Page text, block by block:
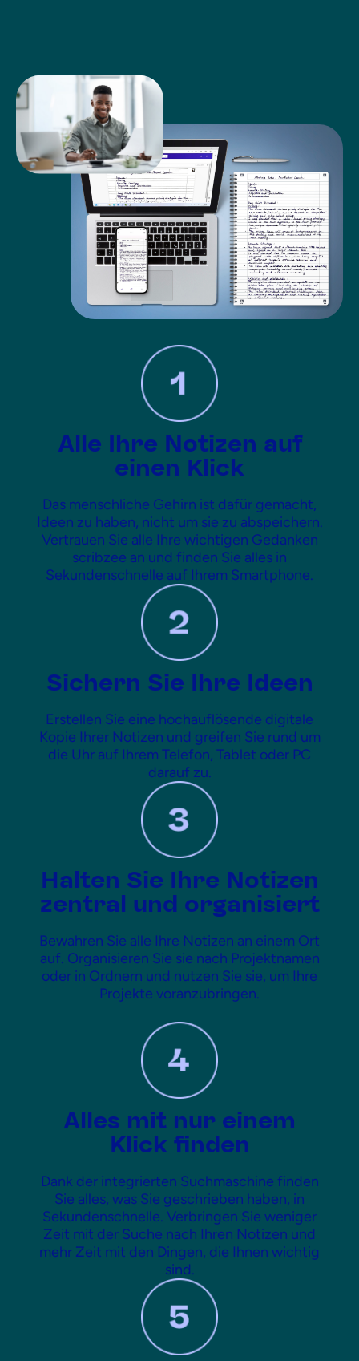
Alle Ihre Notizen auf
einen Klick
Das menschliche Gehirn ist dafür gemacht,
Ideen zu haben, nicht um sie zu abspeichern.
Vertrauen Sie alle Ihre wichtigen Gedanken
scribzee an und finden Sie alles in
Sekundenschnelle auf Ihrem Smartphone.
Sichern Sie Ihre Ideen
Erstellen Sie eine hochauflösende digitale
Kopie Ihrer Notizen und greifen Sie rund um
die Uhr auf Ihrem Telefon, Tablet oder PC
darauf zu.
Halten Sie Ihre Notizen
zentral und organisiert
Bewahren Sie alle Ihre Notizen an einem Ort
auf. Organisieren Sie sie nach Projektnamen
oder in Ordnern und nutzen Sie sie, um Ihre
Projekte voranzubringen.
Alles mit nur einem
Klick finden
Dank der integrierten Suchmaschine finden
Sie alles, was Sie geschrieben haben, in
Sekundenschnelle. Verbringen Sie weniger
Zeit mit der Suche nach Ihren Notizen und
mehr Zeit mit den Dingen, die Ihnen wichtig
sind.